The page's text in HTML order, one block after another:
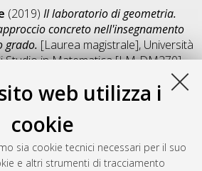
web utilizza i
cookie
sia cookie tecnici necessari per il suo
e altri strumenti di tracciamento
(2019)Il laboratorio di geometria.
concreto nell'insegnamento
grado. [Laurea magistrale], Università
Studio inMatematica [LM-DM270],
Condividi
per scelta dell'autore. (
Abstract